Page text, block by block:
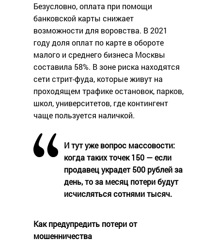
Безусловно, оплата при помощи
банковской карты снижает
возможности для воровства. В 2021
году доля оплат по карте в обороте
малого и среднего бизнеса Москвы
составила 58%. В зоне риска находятся
сети стрит-фуда, которые живут на
проходящем трафике остановок, парков,
школ, университетов, где контингент
чаще пользуется наличкой.
И тут уже вопрос массовости:
когда таких точек 150 — если
продавец украдет 500 рублей за
день, то за месяц потери будут
исчисляться сотнями тысяч.
Как предупредить потери от
мошенничества